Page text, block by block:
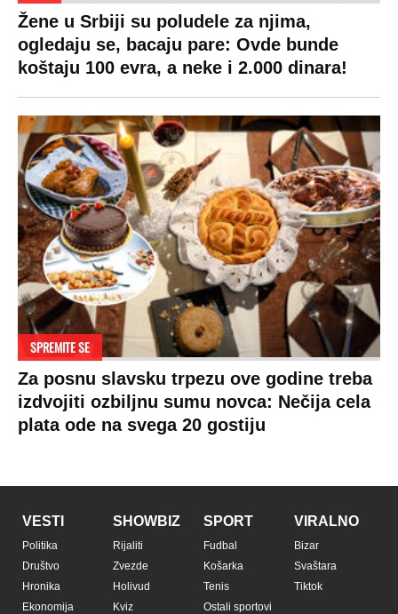
Žene u Srbiji su poludele za njima,
ogledaju se, bacaju pare: Ovde bunde
koštaju 100 evra, a neke i 2.000 dinara!
SPREMITE SE
Za posnu slavsku trpezu ove godine treba
izdvojiti ozbiljnu sumu novca: Nečija cela
plata ode na svega 20 gostiju
VESTI
Politika
Društvo
Hronika
Ekonomija
SHOWBIZ
Rijaliti
Zvezde
Holivud
Kviz
SPORT
Fudbal
Košarka
Tenis
Ostali sportovi
VIRALNO
Bizar
Svaštara
Tiktok